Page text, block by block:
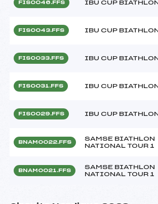
FIS0046.FFS IBU CUP
FIS0043.FFS IBU CUP
FIS0033.FFS IBU CUP
FIS0031.FFS IBU CUP
FIS0029.FFS IBU CUP
BNAM0022.FFS
SAMSE BIATHLON
NATIONAL TOUR 1
BNAM0021.FFS
SAMSE BIATHLON
NATIONAL TOUR 1